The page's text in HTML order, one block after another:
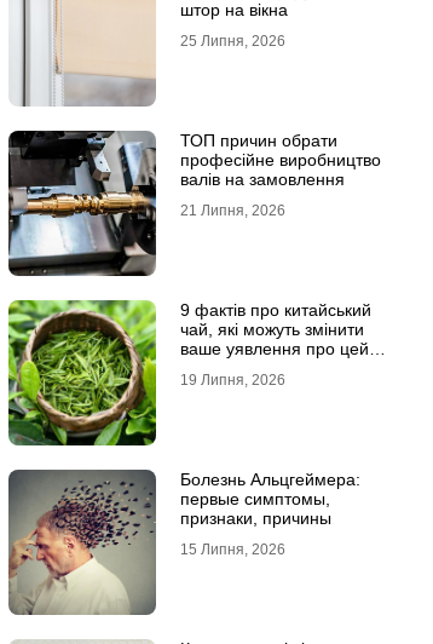
штор на вікна
25 Липня, 2026
ТОП причин обрати
професійне виробництво
валів на замовлення
21 Липня, 2026
9 фактів про китайський
чай, які можуть змінити
ваше уявлення про цей
19 Липня, 2026
Болезнь Альцгеймера:
первые симптомы,
признаки, причины
15 Липня, 2026